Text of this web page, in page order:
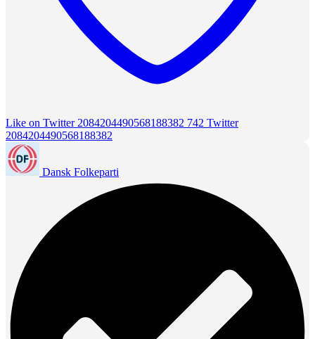
Like on Twitter 2084204490568188382 742 Twitter
2084204490568188382
Dansk Folkeparti